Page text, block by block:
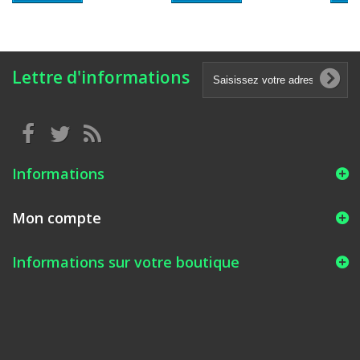
Lettre d'informations
Informations
Mon compte
Informations sur votre boutique